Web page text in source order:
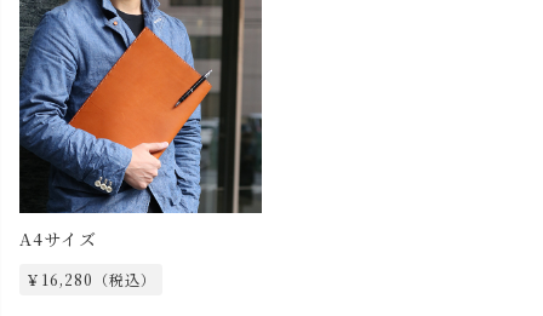
A4サイズ
￥16,280（税込）